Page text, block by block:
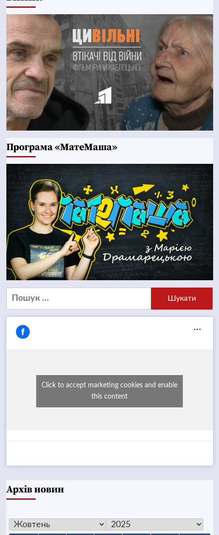
Програма «МатеМаша»
Пошук:
Click to accept marketing cookies and enable
this content
Архів новин